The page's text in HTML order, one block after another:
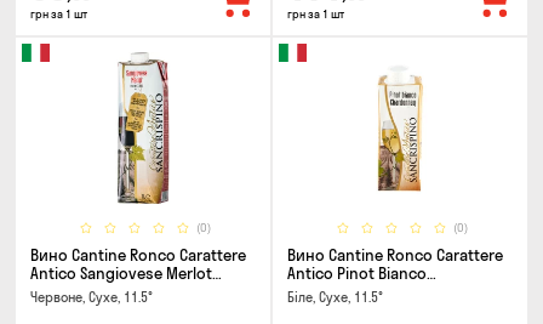
грн за 1 шт грн за 1 шт
(0)
Вино Cantine Ronco Carattere
Antico Sangiovese Merlot
Rubicone IGT 1л
Червоне, Сухе, 11.5°
(0)
Вино Cantine Ronco Carattere
Antico Pinot Bianco
Chardonnay Rubicone IGT 0.25л
Біле, Сухе, 11.5°